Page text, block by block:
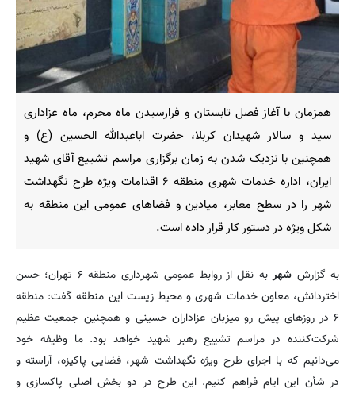
همزمان با آغاز فصل تابستان و فرارسیدن ماه محرم، ماه عزاداری
سید و سالار شهیدان کربلا، حضرت اباعبدالله الحسین (ع) و
همچنین با نزدیک شدن به زمان برگزاری مراسم تشییع آقای شهید
ایران، اداره خدمات شهری منطقه ۶ اقدامات ویژه طرح نگهداشت
شهر را در سطح معابر، میادین و فضاهای عمومی این منطقه به
شکل ویژه در دستور کار قرار داده است.
به گزارش شهر
به نقل از روابط عمومی شهرداری منطقه ۶ تهران؛ حسن
اختردانش، معاون خدمات شهری و محیط زیست این منطقه گفت: منطقه
۶ در روزهای پیش رو میزبان عزاداران حسینی و همچنین جمعیت عظیم
شرکت‌کننده در مراسم تشییع رهبر شهید خواهد بود. ما وظیفه خود
می‌دانیم که با اجرای طرح ویژه نگهداشت شهر، فضایی پاکیزه، آراسته و
در شأن این ایام فراهم کنیم. این طرح در دو بخش اصلی پاکسازی و